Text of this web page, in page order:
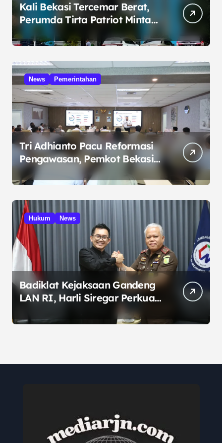
Kali Bekasi Tercemar Berat,
Perumda Tirta Patriot Minta
Maaf atas Penurunan Kualitas
Air
News Pemerintahan
Tri Adhianto Pacu Reformasi
Pengawasan, Pemkot Bekasi
Targetkan Skor MCSP KPK
Naik
Hukum News
Badiklat Kejaksaan Gandeng
LAN RI, Harli Siregar Perkuat
SDM Penegak Hukum